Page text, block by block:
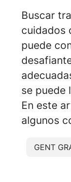
Buscar
cuidados
puede
se puede
En este
algunos
GENT